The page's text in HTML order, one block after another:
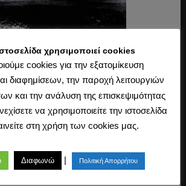
Τελευταία Άρθρα
χρησιμοποιεί cookies
cookies για την εξατομίκευση
διαφημίσεων, την παροχή λειτουργιών
και την ανάλυση της επισκεψιμότητας
να χρησιμοποιείτε την ιστοσελίδα
στη χρήση των cookies μας.
Διαφωνώ | Πολιτική Απορρήτου